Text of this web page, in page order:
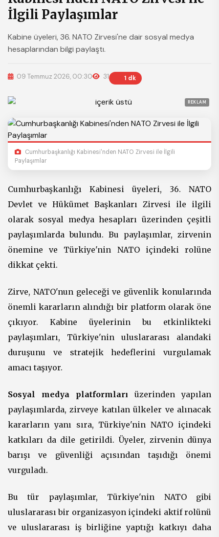
İlgili Paylaşımlar
Kabine üyeleri, 36. NATO Zirvesi'ne dair sosyal medya
hesaplarından bilgi paylaştı.
09 Temmuz 2026, 00:30 31 1 dk
REKLAM
Cumhurbaşkanlığı Kabinesi'nden NATO Zirvesi ile İlgili
Paylaşımlar
Cumhurbaşkanlığı Kabinesi üyeleri, 36. NATO
Devlet ve Hükümet Başkanları Zirvesi ile ilgili
olarak sosyal medya hesapları üzerinden çeşitli
paylaşımlarda bulundu. Bu paylaşımlar, zirvenin
önemine ve Türkiye'nin NATO içindeki rolüne
dikkat çekti.
Zirve, NATO'nun geleceği ve güvenlik konularında
önemli kararların alındığı bir platform olarak öne
çıkıyor. Kabine üyelerinin bu etkinlikteki
paylaşımları, Türkiye'nin uluslararası alandaki
duruşunu ve stratejik hedeflerini vurgulamak
amacı taşıyor.
Sosyal medya platformları üzerinden yapılan
paylaşımlarda, zirveye katılan ülkeler ve alınacak
kararların yanı sıra, Türkiye'nin NATO içindeki
katkıları da dile getirildi. Üyeler, zirvenin dünya
barışı ve güvenliği açısından taşıdığı önemi
vurguladı.
Bu tür paylaşımlar, Türkiye'nin NATO gibi
uluslararası bir organizasyon içindeki aktif rolünü
ve uluslararası iş birliğine yaptığı katkıyı daha